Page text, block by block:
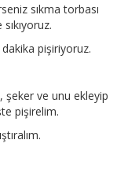
sıkma torbası
dakika pişiriyoruz.
şeker ve unu ekleyip
pişirelim.